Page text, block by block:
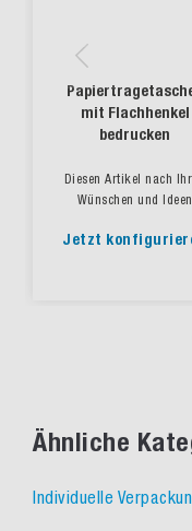
mit Flachhenkel
bedrucken
Diesen Artikel nach
Wünschen und Ideen
Jetzt
Ähnliche
Individuelle